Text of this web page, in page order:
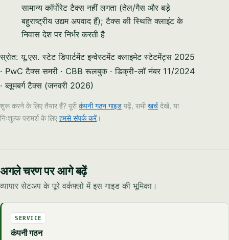
सामान्य कॉर्पोरेट टैक्स नहीं लगता (तेल/गैस और बड़े
बहुराष्ट्रीय उद्यम अपवाद हैं); टैक्स की स्थिति क्लाइंट के
निवास देश पर निर्भर करती है
स्रोत: यू.एस. स्टेट डिपार्टमेंट इन्वेस्टमेंट क्लाइमेट स्टेटमेंट्स 2025
· PwC टैक्स समरी · CBB रूलबुक · डिक्री-लॉ नंबर 11/2024
· ब्लूमबर्ग टैक्स (जनवरी 2026)
शुरू करने के लिए तैयार हैं? पूरी कंपनी गठन गाइड पढ़ें, सभी खर्च देखें, या
निःशुल्क परामर्श के लिए हमसे संपर्क करें।
अगले चरण पर आगे बढ़ें
व्यापार सेटअप के पूरे वर्कफ़्लो में इस गाइड की भूमिका।
SERVICE
कंपनी गठन